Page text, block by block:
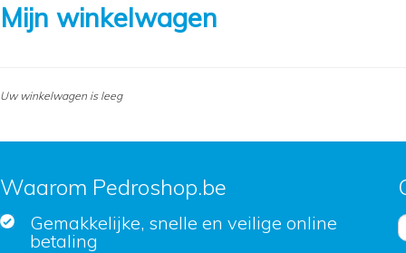
Mijn winkelwagen
Uw winkelwagen is leeg
Waarom Pedroshop.be
Gemakkelijke, snelle en veilige online
betaling